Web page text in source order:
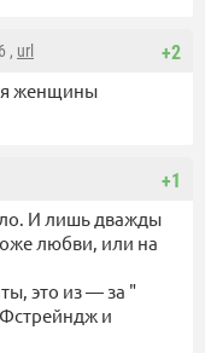
+2
, url
женщины
+1
И лишь дважды
любви, или на
это из — за "
и